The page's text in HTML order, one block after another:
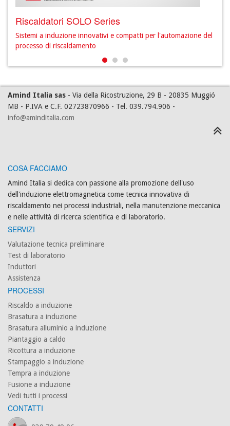
Riscaldatori SOLO Series
Sistemi a induzione innovativi e compatti per l'automazione del
processo di riscaldamento
Amind Italia sas - Via della Ricostruzione, 29 B - 20835 Muggió
MB - P.IVA e C.F. 02723870966 - Tel. 039.794.906 -
info@aminditalia.com
COSA FACCIAMO
Amind Italia si dedica con passione alla promozione dell'uso
dell'induzione elettromagnetica come tecnica innovativa di
riscaldamento nei processi industriali, nella manutenzione meccanica
e nelle attività di ricerca scientifica e di laboratorio.
SERVIZI
Valutazione tecnica preliminare
Test di laboratorio
Induttori
Assistenza
PROCESSI
Riscaldo a induzione
Brasatura a induzione
Brasatura alluminio a induzione
Piantaggio a caldo
Ricottura a induzione
Stampaggio a induzione
Tempra a induzione
Fusione a induzione
Vedi tutti i processi
CONTATTI